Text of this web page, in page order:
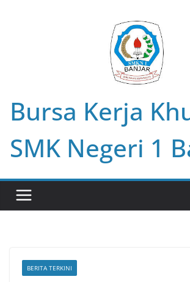
Bursa Kerja
SMK Negeri 1
BERITA TERKINI